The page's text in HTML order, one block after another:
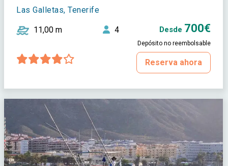
Las Galletas, Tenerife
11,00 m 4 Desde 700€
Depósito no reembolsable
Reserva ahora